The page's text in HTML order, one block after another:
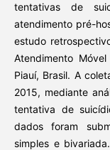
tentativas de
atendimento pré-
estudo
Atendimento
Piauí, Brasil. A
2015, mediante
tentativa de
dados foram
simples e